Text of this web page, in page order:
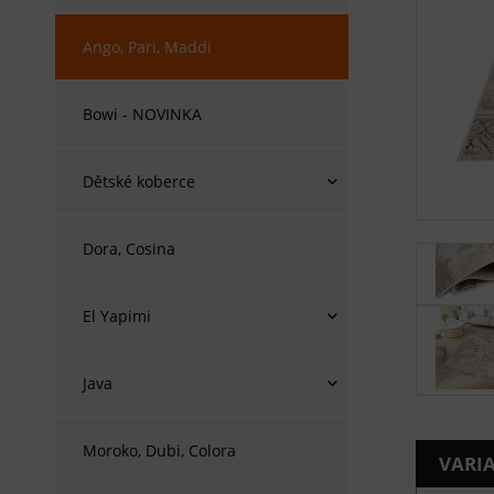
Ango, Pari, Maddi
Bowi - NOVINKA
Dětské koberce
Dora, Cosina
El Yapimi
Java
Moroko, Dubi, Colora